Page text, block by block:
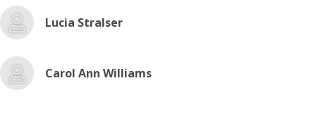
Lucia Stralser
Carol Ann Williams